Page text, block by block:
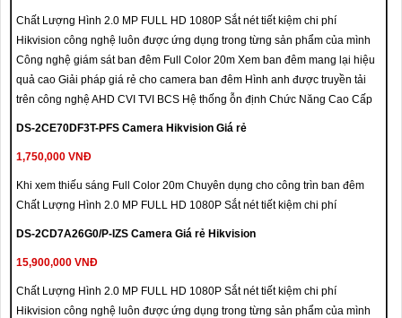
Chất Lượng Hình 2.0 MP FULL HD 1080P Sắt nét tiết kiệm chi phí
Hikvision công nghệ luôn được ứng dụng trong từng sản phẩm của mình
Công nghệ giám sát ban đêm Full Color 20m Xem ban đêm mang lại hiệu
quả cao Giải pháp giá rẻ cho camera ban đêm Hình anh được truyền tải
trên công nghệ AHD CVI TVI BCS Hệ thống ỗn định Chức Năng Cao Cấp
DS-2CE70DF3T-PFS Camera Hikvision Giá rẻ
1,750,000 VNĐ
Khi xem thiếu sáng Full Color 20m Chuyên dụng cho công trìn ban đêm
Chất Lượng Hình 2.0 MP FULL HD 1080P Sắt nét tiết kiệm chi phí
DS-2CD7A26G0/P-IZS Camera Giá rẻ Hikvision
15,900,000 VNĐ
Chất Lượng Hình 2.0 MP FULL HD 1080P Sắt nét tiết kiệm chi phí
Hikvision công nghệ luôn được ứng dụng trong từng sản phẩm của mình